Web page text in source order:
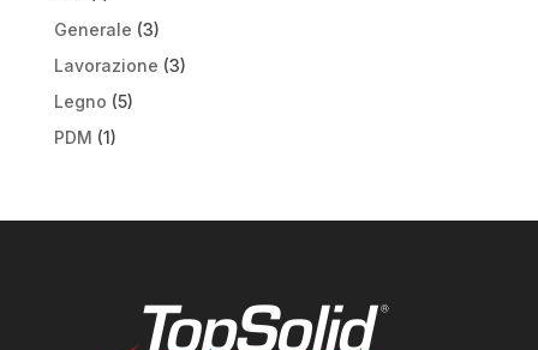
Generale (3)
Lavorazione (3)
Legno (5)
PDM (1)